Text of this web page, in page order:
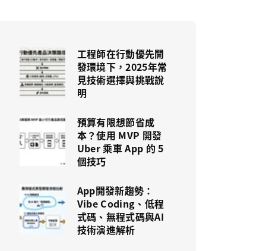
工程師在行動優先開
發環境下，2025年常
見技術選擇與挑戰說
明
預算有限想節省成
本？使用 MVP 開發
Uber 乘車 App 的 5
個技巧
App開發新趨勢：
Vibe Coding、低程
式碼、無程式碼與AI
技術演進解析